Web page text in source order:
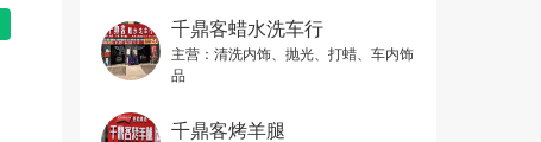
千鼎客蜡水洗车行
主营： 清洗内饰、抛光、打蜡、车内饰
品
千鼎客烤羊腿